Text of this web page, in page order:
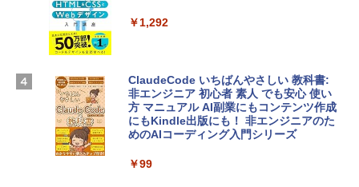
スプレイ、16GBユニファイドメモリ、51
2GB SSDストレージ、12MPセンターフ
レームカメラ、日本語キーボード、Touc
h ID - ミッドナイト
4(最新 永続版)|オンラインコード版|Wind
Robloxギフトカード - 2,000 Robux 【限
定バーチャルアイテムを含む】 【オンラ
インゲームコード】 ロブロックス | オン
￥1,292
ClaudeCode いちばんやさしい 教科書:
非エンジニア 初心者 素人 でも安心 使い
方 マニュアル AI副業にもコンテンツ作成
にもKindle出版にも！ 非エンジニアのた
めのAIコーディング入門シリーズ
￥99